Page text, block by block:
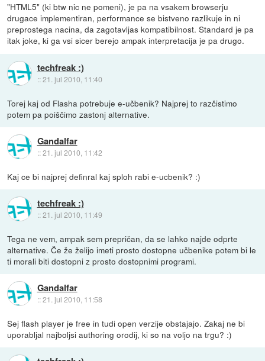
"HTML5" (ki btw nic ne pomeni), je pa na vsakem browserju
drugace implementiran, performance se bistveno razlikuje in ni
preprostega nacina, da zagotavljas kompatibilnost. Standard je pa
itak joke, ki ga vsi sicer berejo ampak interpretacija je pa drugo.
techfreak :)
::21. jul 2010, 11:40
Torej kaj od Flasha potrebuje e-učbenik? Najprej to razčistimo
potem pa poiščimo zastonj alternative.
Gandalfar
::21. jul 2010, 11:42
Kaj ce bi najprej definral kaj sploh rabi e-ucbenik? :)
techfreak :)
::21. jul 2010, 11:49
Tega ne vem, ampak sem prepričan, da se lahko najde odprte
alternative. Če že želijo imeti prosto dostopne učbenike potem bi le
ti morali biti dostopni z prosto dostopnimi programi.
Gandalfar
::21. jul 2010, 11:58
Sej flash player je free in tudi open verzije obstajajo. Zakaj ne bi
uporabljal najboljsi authoring orodij, ki so na voljo na trgu? :)